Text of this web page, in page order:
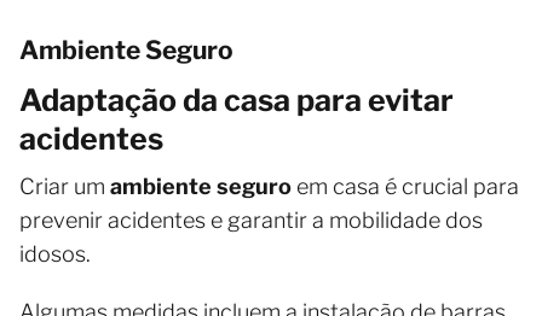
Ambiente Seguro
Adaptação da casa para evitar
acidentes
Criar um ambiente seguro em casa é crucial para
prevenir acidentes e garantir a mobilidade dos
idosos.